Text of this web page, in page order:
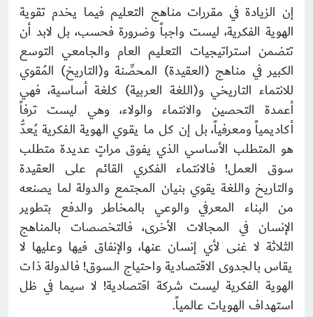
إن الزيادة في مقررات مناهج التعليم فيما يخدم تقوية
الهوية الفكرية، ليست واجباً وضرورة فحسب، بل لابد أن
تتضمن استراتيجيات التعليم العام والجامعي التوسع
الكبير في مناهج (العقيدة) المحصِّنة و(التاريخ) المُقوي
للانتماء التاريخي و(اللغة العربية) كلغة أساسية، فهي
أعمدة التحصين والانتماء والولاء، وهي ليست ترفاً
أكاديمياً ومعرفياً، بل إن كل ما يقوي الهوية الفكرية يُعدُّ
هو المتطلب الأساسي الذي يفوق مراتٍ عديدة متطلب
سوق العمل! فالانتماء الفكري القائم على العقيدة
والتاريخ واللغة يقوي بنيان المجتمع والدولة لما يصنعه
من البناء المعرفي والوعي بالمخاطر والدفع بتطوير
الإنسان في المجالات الأخرى، فالتخصصات بالمناهج
الثلاثة لا غنى لأي إنسان عنها، والإنفاق فيها وعليها لا
يقاس بالجدوى الاقتصادية واحتياج السوق! فالدولة ذات
الهوية الفكرية ليست شركة اقتصادية! لا سيما في ظل
استهداف الهويات عالمياً.